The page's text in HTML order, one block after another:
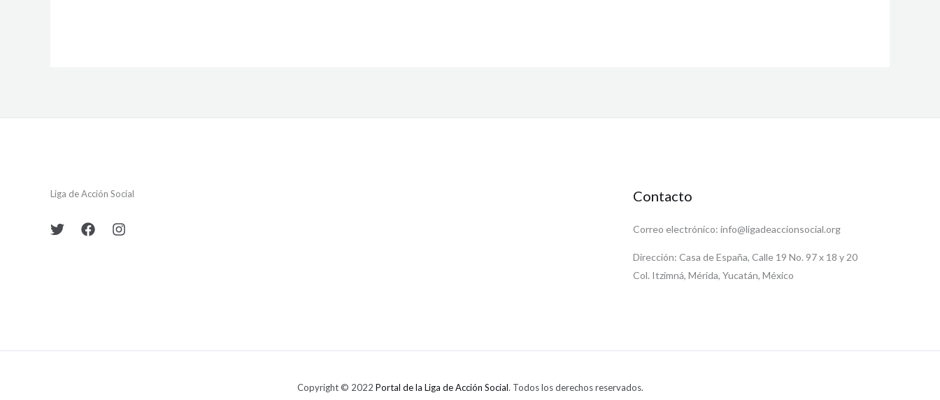
Liga de Acción Social Contacto
Correo electrónico: info@ligadeaccionsocial.org
Dirección: Casa de España, Calle 19 No. 97 x 18 y 20
Col. Itzimná, Mérida, Yucatán, México
Copyright © 2022 Portal de la Liga de Acción Social. Todos los derechos reservados.